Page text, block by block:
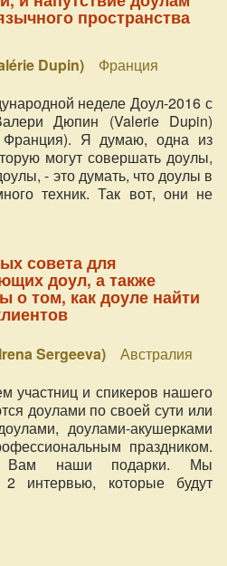
пространства
Dupin)
Франция
неделе Доул-2016 с
Дюпин (Valerie Dupin)
Франция). Я думаю, одна из
могут совершать доулы,
- это думать, что доулы в
техник. Так вот, они не
совета для
доул, а также
о том, как доуле найти
Sergeeva)
Австралия
участниц и спикеров нашего
доулами по своей сути или
доулами-акушерками
праздником.
Вам наши подарки. Мы
интервью, которые будут
темой: "3 главных совета для
вопросы о том, как доуле